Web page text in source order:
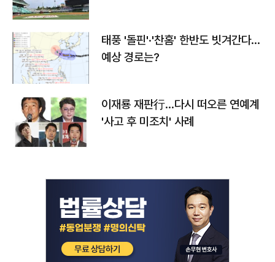
태풍 '돌핀'·'찬홈' 한반도 빗겨간다…
예상 경로는?
이재룡 재판行…다시 떠오른 연예계
'사고 후 미조치' 사례